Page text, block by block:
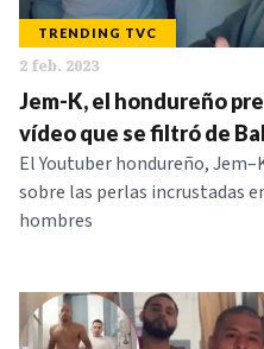
TRENDING TVC
2 feb. 2023
Jem-K, el hondureño
vídeo que se filtró de
El Youtuber hondureño,
sobre las perlas incrustadas
hombres